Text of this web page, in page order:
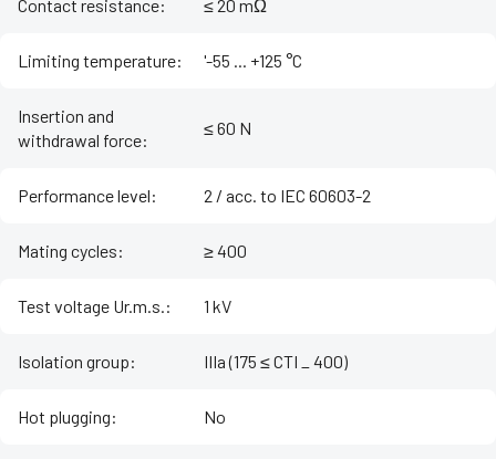
Contact resistance: ≤ 20 mΩ
Limiting temperature: '-55 ... +125 °C
Insertion and
withdrawal force:
≤ 60 N
Performance level: 2 / acc. to IEC 60603-2
Mating cycles: ≥ 400
Test voltage Ur.m.s.: 1 kV
Isolation group: IIIa (175 ≤ CTI _ 400)
Hot plugging: No